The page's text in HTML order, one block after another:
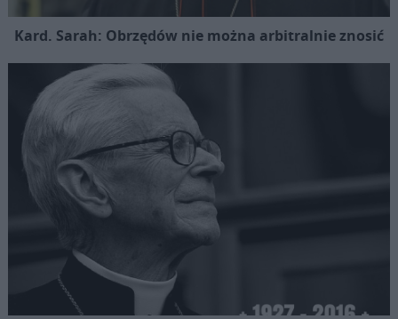
Kard. Sarah: Obrzędów nie można arbitralnie znosić